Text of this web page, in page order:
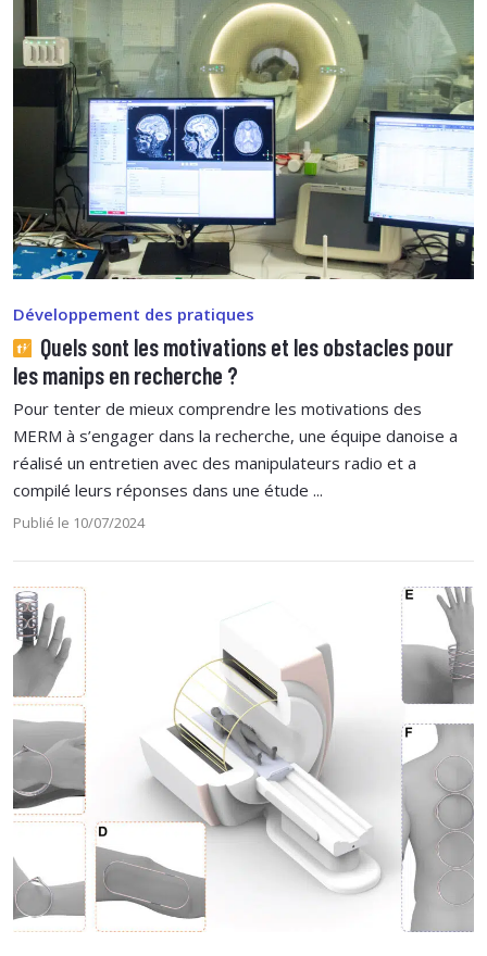
Développement des pratiques
Quels sont les motivations et les obstacles pour
les manips en recherche ?
Pour tenter de mieux comprendre les motivations des
MERM à s’engager dans la recherche, une équipe danoise a
réalisé un entretien avec des manipulateurs radio et a
compilé leurs réponses dans une étude ...
Publié le 10/07/2024